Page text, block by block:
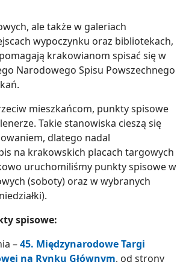
ale także w galeriach
wypoczynku oraz bibliotekach,
krakowianom spisać się w
Narodowego Spisu Powszechnego
mieszkańcom, punkty spisowe
Takie stanowiska cieszą się
dlatego nadal
na krakowskich placach targowych
uruchomiliśmy punkty spisowe w
(soboty) oraz w wybranych
spisowe:
–45. Międzynarodowe Targi
na Rynku Głównym, od strony